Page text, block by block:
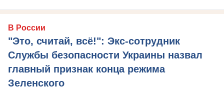
В России
"Это, считай, всё!": Экс-сотрудник
Службы безопасности Украины назвал
главный признак конца режима
Зеленского